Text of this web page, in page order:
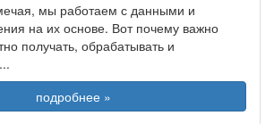
мы работаем с данными и
на их основе. Вот почему важно
получать, обрабатывать и
...
подробнее »